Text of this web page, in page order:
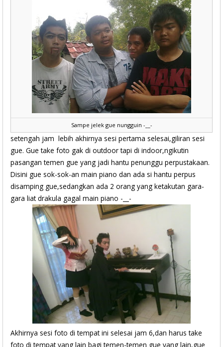
Sampe jelek gue nungguin -__-
setengah jam lebih akhirnya sesi pertama selesai,giliran sesi
gue. Gue take foto gak di outdoor tapi di indoor,ngikutin
pasangan temen gue yang jadi hantu penunggu perpustakaan.
Disini gue sok-sok-an main piano dan ada si hantu perpus
disamping gue,sedangkan ada 2 orang yang ketakutan gara-
gara liat drakula gagal main piano -__-
Akhirnya sesi foto di tempat ini selesai jam 6,dan harus take
foto di tempat yang lain bagi temen-temen gue yang lain,gue